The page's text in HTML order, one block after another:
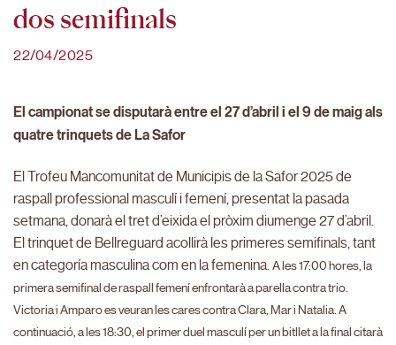
dos semifinals
22/04/2025
El campionat se disputarà entre el 27 d’abril i el 9 de maig als
quatre trinquets de La Safor
El Trofeu Mancomunitat de Municipis de la Safor 2025 de
raspall professional masculí i femení, presentat la pasada
setmana, donarà el tret d’eixida el pròxim diumenge 27 d’abril.
El trinquet de Bellreguard acollirà les primeres semifinals, tant
en categoría masculina com en la femenina. A les 17:00 hores, la
primera semifinal de raspall femení enfrontarà a parella contra trio.
Victoria i Amparo es veuran les cares contra Clara, Mar i Natalia. A
continuació, a les 18:30, el primer duel masculí per un bitllet a la final citarà